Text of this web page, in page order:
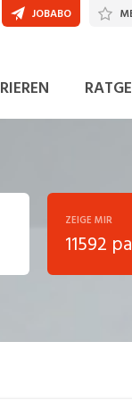
JOBABO
ZEIGE MIR
11592